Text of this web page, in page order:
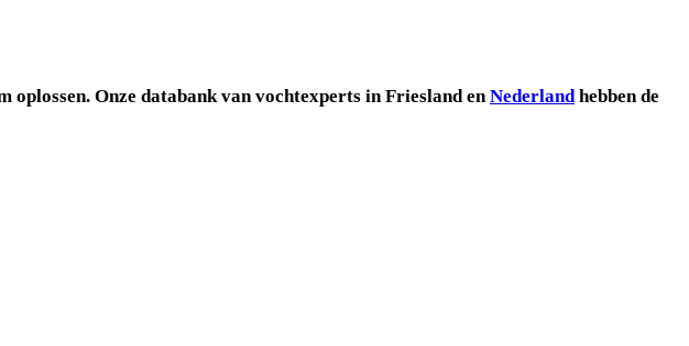
oplossen. Onze databank van vochtexperts in Friesland enNederlandhebben de